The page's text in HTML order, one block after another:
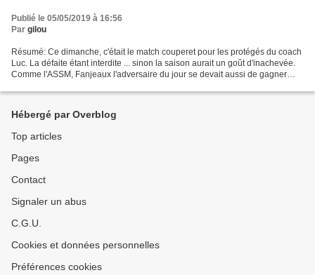
Publié le 05/05/2019 à 16:56
Par gilou
Résumé: Ce dimanche, c'était le match couperet pour les protégés du coach
Luc. La défaite étant interdite ... sinon la saison aurait un goût d'inachevée.
Comme l'ASSM, Fanjeaux l'adversaire du jour se devait aussi de gagner
Hébergé par Overblog
Top articles
Pages
Contact
Signaler un abus
C.G.U.
Cookies et données personnelles
Préférences cookies